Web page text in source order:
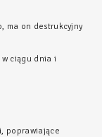
ma on destrukcyjny
ciągu dnia i
poprawiające